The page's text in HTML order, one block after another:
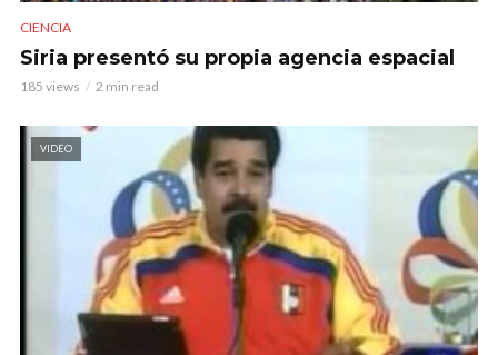
CIENCIA
Siria presentó su propia agencia espacial
185 views 2 min read
VIDEO